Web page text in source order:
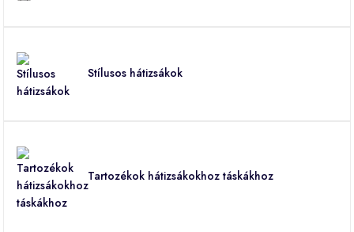
Stílusos hátizsákok
Tartozékok hátizsákokhoz táskákhoz